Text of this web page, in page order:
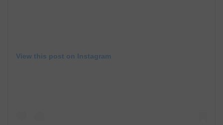
View this post on Instagram